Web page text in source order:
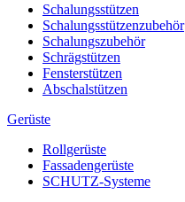
Schalungsstützen
Schalungsstützenzubehör
Schalungszubehör
Schrägstützen
Fensterstützen
Abschalstützen
Gerüste
Rollgerüste
Fassadengerüste
SCHUTZ-Systeme